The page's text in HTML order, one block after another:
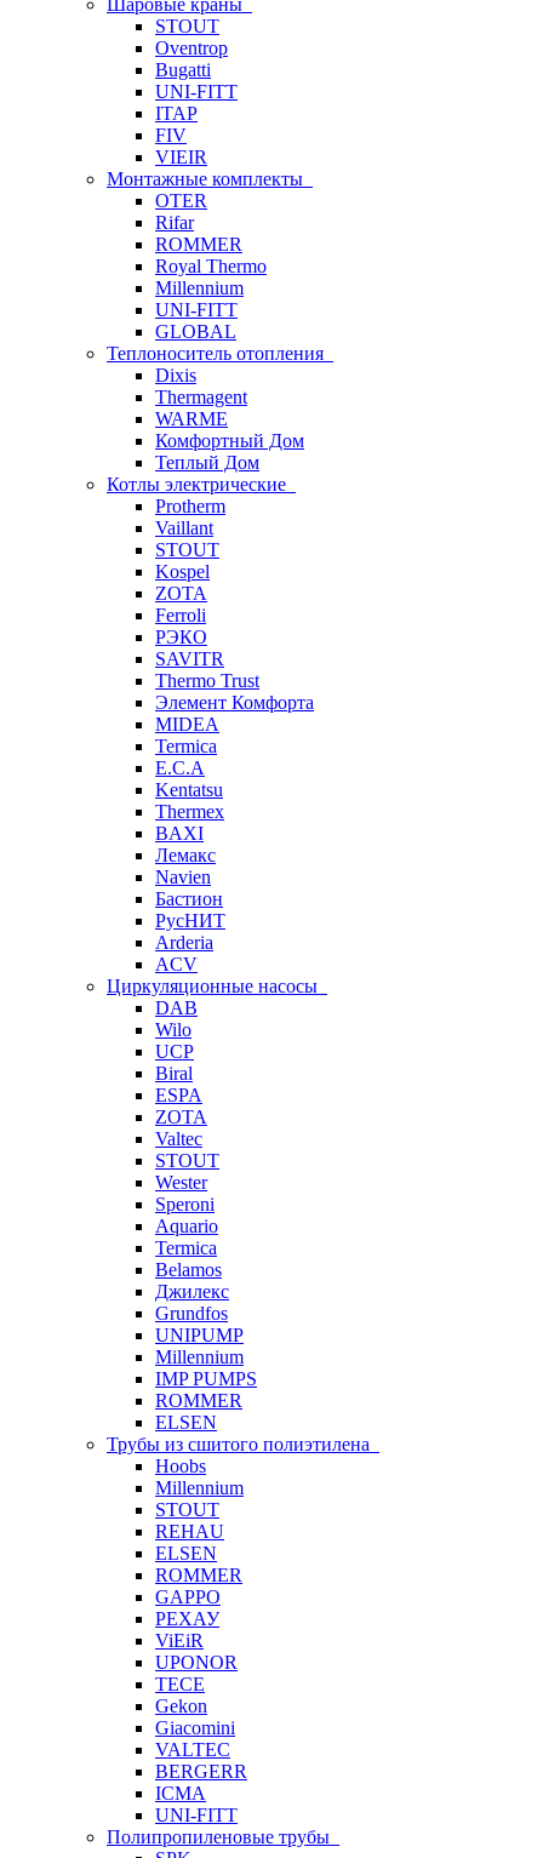
Шаровые краны
STOUT
Oventrop
Bugatti
UNI-FITT
ITAP
FIV
VIEIR
Монтажные комплекты
OTER
Rifar
ROMMER
Royal Thermo
Millennium
UNI-FITT
GLOBAL
Теплоноситель отопления
Dixis
Thermagent
WARME
Комфортный Дом
Теплый Дом
Котлы электрические
Protherm
Vaillant
STOUT
Kospel
ZOTA
Ferroli
РЭКО
SAVITR
Thermo Trust
Элемент Комфорта
MIDEA
Termica
E.C.A
Kentatsu
Thermex
BAXI
Лемакс
Navien
Бастион
РусНИТ
Arderia
ACV
Циркуляционные насосы
DAB
Wilo
UCP
Biral
ESPA
ZOTA
Valtec
STOUT
Wester
Speroni
Aquario
Termica
Belamos
Джилекс
Grundfos
UNIPUMP
Millennium
IMP PUMPS
ROMMER
ELSEN
Трубы из сшитого полиэтилена
Hoobs
Millennium
STOUT
REHAU
ELSEN
ROMMER
GAPPO
РЕХАУ
ViEiR
UPONOR
TECE
Gekon
Giacomini
VALTEC
BERGERR
ICMA
UNI-FITT
Полипропиленовые трубы